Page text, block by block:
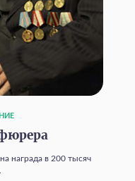
награда в 200 тысяч